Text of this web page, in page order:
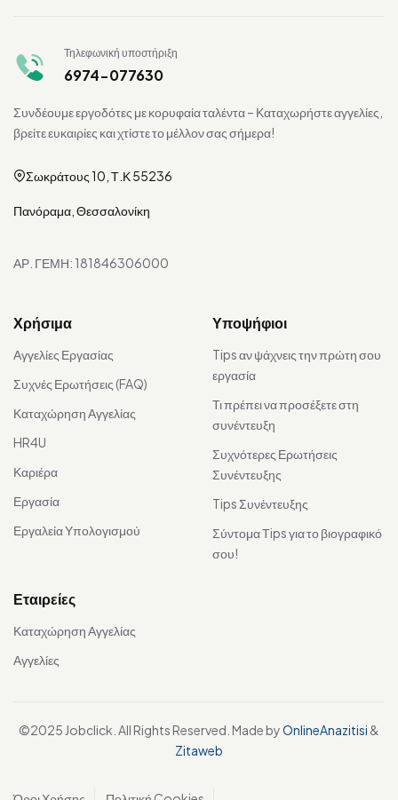
Τηλεφωνική υποστήριξη
6974-077630
Συνδέουμε εργοδότες με κορυφαία ταλέντα – Καταχωρήστε αγγελίες,
βρείτε ευκαιρίες και χτίστε το μέλλον σας σήμερα!
Σωκράτους 10, Τ.Κ 55236
Πανόραμα, Θεσσαλονίκη
ΑΡ. ΓΕΜΗ: 181846306000
Χρήσιμα
Αγγελίες Εργασίας
Συχνές Ερωτήσεις (FAQ)
Καταχώρηση Αγγελίας
HR4U
Καριέρα
Εργασία
Εργαλεία Υπολογισμού
Υποψήφιοι
Tips αν ψάχνεις την πρώτη σου
εργασία
Τι πρέπει να προσέξετε στη
συνέντευξη
Συχνότερες Ερωτήσεις
Συνέντευξης
Tips Συνέντευξης
Σύντομα Τips για το βιογραφικό
σου!
Εταιρείες
Καταχώρηση Αγγελίας
Αγγελίες
©2025 Jobclick. All Rights Reserved. Made byOnlineAnazitisi &
Zitaweb